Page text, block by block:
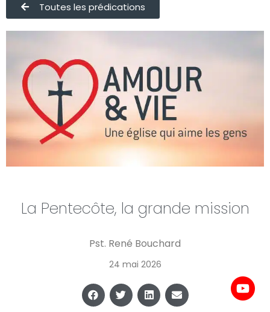
Toutes les prédications
La Pentecôte, la grande mission
Pst. René Bouchard
24 mai 2026